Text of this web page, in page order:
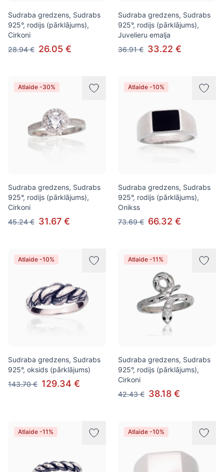
Sudraba gredzens, Sudrabs
925°, rodijs (pārklājums),
Cirkoni
28.94 € 26.05 €
Sudraba gredzens, Sudrabs
925°, rodijs (pārklājums),
Juvelieru emalja
36.91 € 33.22 €
Atlaide -30%
Sudraba gredzens, Sudrabs
925°, rodijs (pārklājums),
Cirkoni
45.24 € 31.67 €
Atlaide -10%
Sudraba gredzens, Sudrabs
925°, rodijs (pārklājums),
Onikss
73.69 € 66.32 €
Atlaide -10%
Sudraba gredzens, Sudrabs
925°, oksids (pārklājums)
143.70 € 129.34 €
Atlaide -11%
Sudraba gredzens, Sudrabs
925°, rodijs (pārklājums),
Cirkoni
42.43 € 38.18 €
Atlaide -11% Atlaide -10%